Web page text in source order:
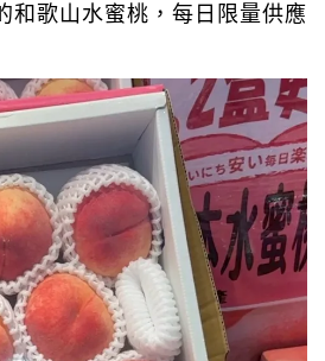
和歌山水蜜桃，每日限量供應